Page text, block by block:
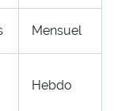
Mensuel
Hebdo